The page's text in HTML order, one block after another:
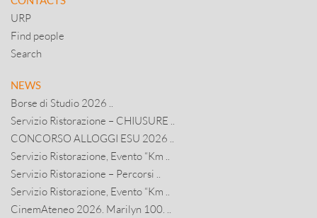
URP
Find people
Search
NEWS
Borse di Studio 2026 ..
Servizio Ristorazione – CHIUSURE ..
CONCORSO ALLOGGI ESU 2026 ..
Servizio Ristorazione, Evento “Km ..
Servizio Ristorazione – Percorsi ..
Servizio Ristorazione, Evento “Km ..
CinemAteneo 2026. Marilyn 100. ..